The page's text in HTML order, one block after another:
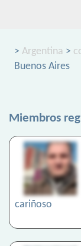
> Argentina >
Buenos Aires
Miembros
cariñoso